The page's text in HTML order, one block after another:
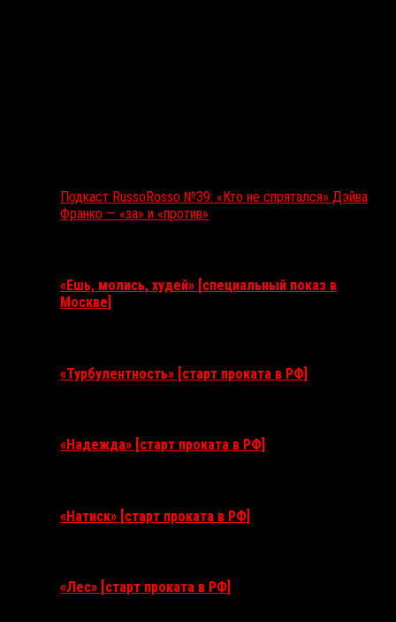
Подкаст RussoRosso №39: «Кто не спрятался» Дэйва
Франко — «за» и «против»
«Ешь, молись, худей» [специальный показ в
Москве]
«Турбулентность» [старт проката в РФ]
«Надежда» [старт проката в РФ]
«Натиск» [старт проката в РФ]
«Лес» [старт проката в РФ]